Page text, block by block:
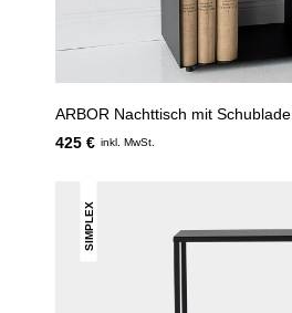
ARBOR Nachttisch mit Schublade
425 € inkl. MwSt.
SIMPLEX